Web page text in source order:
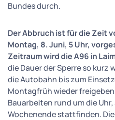
Bundes durch.
Der Abbruch ist für die Zeit
Montag, 8. Juni, 5 Uhr,
Zeitraum wird die A96 in
die Dauer der Sperre so kurz
die Autobahn bis zum
Montagfrüh wieder
Bauarbeiten rund um die
Wochenende stattfinden.